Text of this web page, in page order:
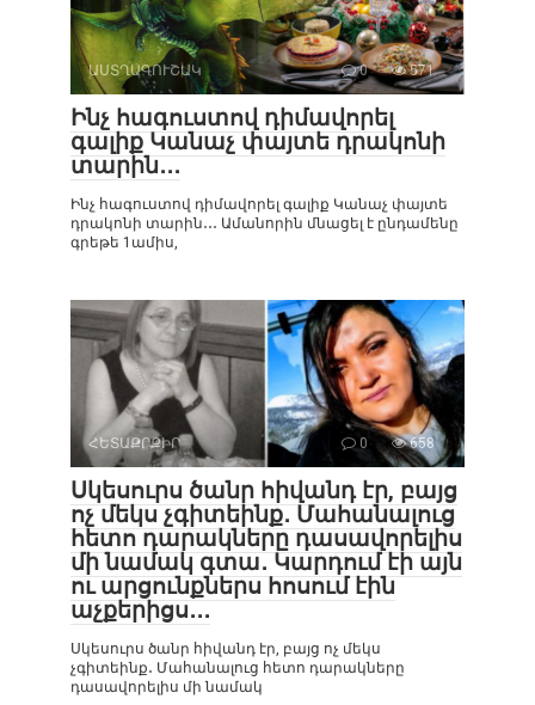
ԱՍՏՂԱԳՈՒՇԱԿ 0 571
Ինչ հագուստով դիմավորել
գալիք Կանաչ փայտե դրակոնի
տարին․․․
Ինչ հագուստով դիմավորել գալիք Կանաչ փայտե
դրակոնի տարին․․․ Ամանորին մնացել է ընդամենը
գրեթե 1ամիս,
ՀԵՏԱՔՐՔԻՐ 0 658
Սկեսուրս ծանր հիվանդ էր, բայց
ոչ մեկս չգիտեինք․ Մահանալուց
հետո դարակները դասավորելիս
մի նամակ գտա․ Կարդում էի այն
ու արցունքներս հոսում էին
աչքերիցս․․․
Սկեսուրս ծանր հիվանդ էր, բայց ոչ մեկս
չգիտեինք․ Մահանալուց հետո դարակները
դասավորելիս մի նամակ